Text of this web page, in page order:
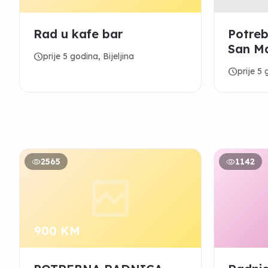
Rad u kafe bar
scheduleprije 5 godina, Bijeljina
San
scheduleprije 5
2565
900 KM
1142